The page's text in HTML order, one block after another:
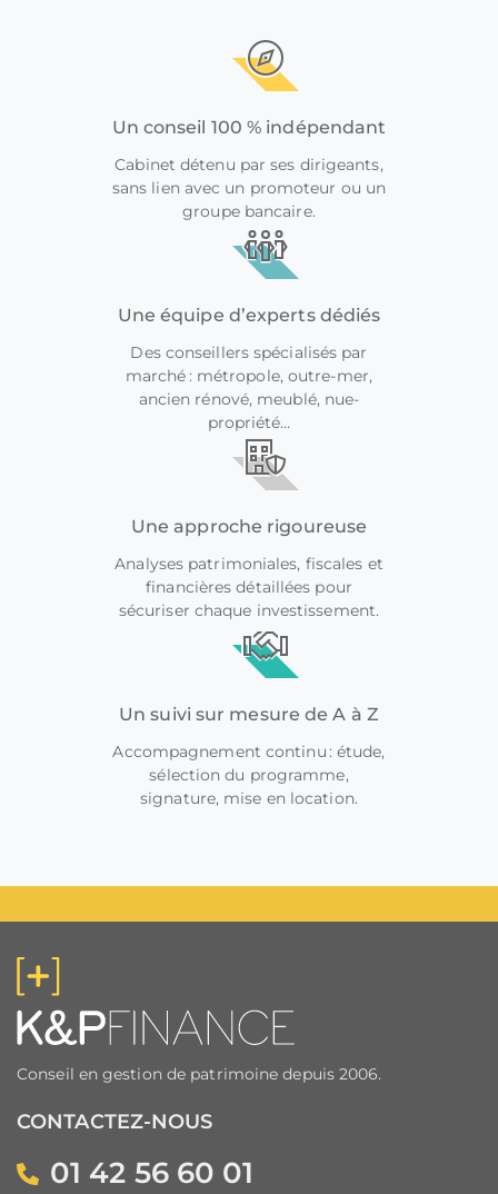
Un conseil 100 % indépendant
Cabinet détenu par ses dirigeants,
sans lien avec un promoteur ou un
groupe bancaire.
Une équipe d’experts dédiés
Des conseillers spécialisés par
marché : métropole, outre-mer,
ancien rénové, meublé, nue-
propriété…
Une approche rigoureuse
Analyses patrimoniales, fiscales et
financières détaillées pour
sécuriser chaque investissement.
Un suivi sur mesure de A à Z
Accompagnement continu : étude,
sélection du programme,
signature, mise en location.
Conseil en gestion de patrimoine depuis 2006.
CONTACTEZ-NOUS
01 42 56 60 01